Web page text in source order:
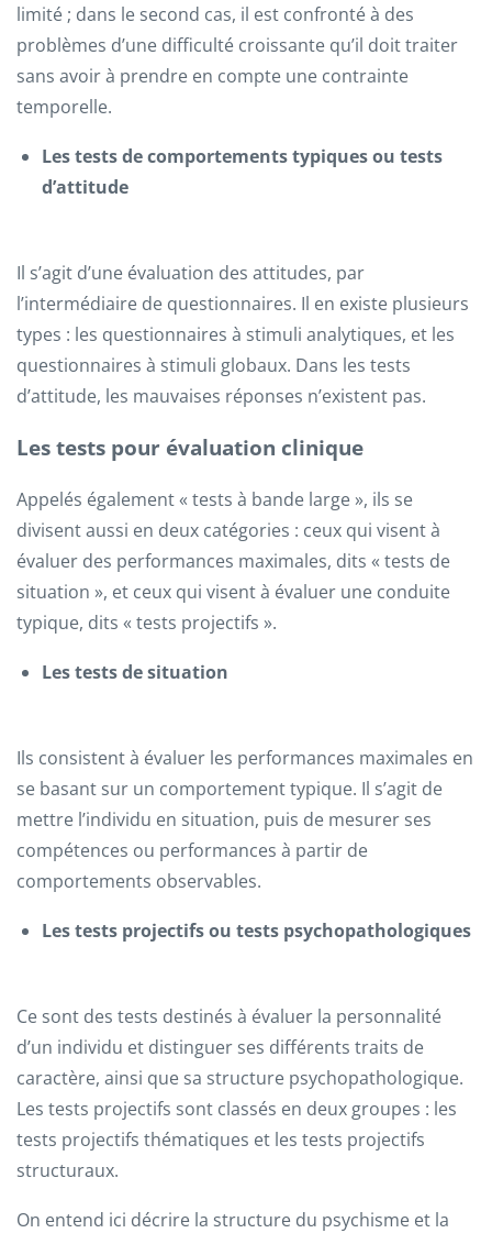
limité ; dans le second cas, il est confronté à des
problèmes d’une difficulté croissante qu’il doit traiter
sans avoir à prendre en compte une contrainte
temporelle.
Les tests de comportements typiques ou tests
d’attitude
Il s’agit d’une évaluation des attitudes, par
l’intermédiaire de questionnaires. Il en existe plusieurs
types : les questionnaires à stimuli analytiques, et les
questionnaires à stimuli globaux. Dans les tests
d’attitude, les mauvaises réponses n’existent pas.
Les tests pour évaluation clinique
Appelés également « tests à bande large », ils se
divisent aussi en deux catégories : ceux qui visent à
évaluer des performances maximales, dits « tests de
situation », et ceux qui visent à évaluer une conduite
typique, dits « tests projectifs ».
Les tests de situation
Ils consistent à évaluer les performances maximales en
se basant sur un comportement typique. Il s’agit de
mettre l’individu en situation, puis de mesurer ses
compétences ou performances à partir de
comportements observables.
Les tests projectifs ou tests psychopathologiques
Ce sont des tests destinés à évaluer la personnalité
d’un individu et distinguer ses différents traits de
caractère, ainsi que sa structure psychopathologique.
Les tests projectifs sont classés en deux groupes : les
tests projectifs thématiques et les tests projectifs
structuraux.
On entend ici décrire la structure du psychisme et la